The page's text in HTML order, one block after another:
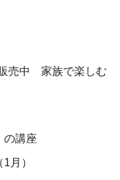
売中 家族で楽しむ
の講座
月）